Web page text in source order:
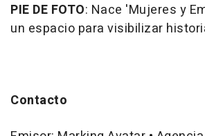
PIE DE FOTO: Nace 'Mujeres y
un espacio para visibilizar
Contacto